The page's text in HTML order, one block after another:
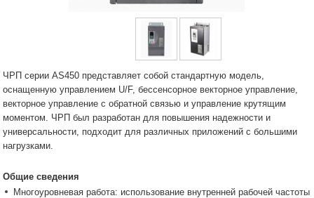
ЧРП серии AS450 представляет собой стандартную модель,
оснащенную управлением U/F, бессенсорное векторное управление,
векторное управление с обратной связью и управление крутящим
моментом. ЧРП был разработан для повышения надежности и
универсальности, подходит для различных приложений с большими
нагрузками.
Общие сведения
Многоуровневая работа: использование внутренней рабочей частоты